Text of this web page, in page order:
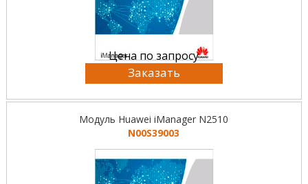
Цена по запросу
Заказать
Модуль Huawei iManager N2510
N00S39003